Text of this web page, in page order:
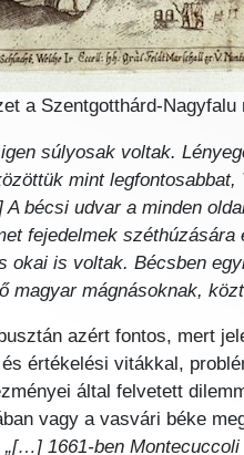
a Szentgotthárd-
súlyosak voltak.
mint
bécsi udvar a minden
fejedelmek
okai is voltak. Bécsben
magyar mágnásoknak,
azért fontos, mert
értékelési vitákkal,
által felvetett
vagy a vasvári béke
„[…] 1661-ben